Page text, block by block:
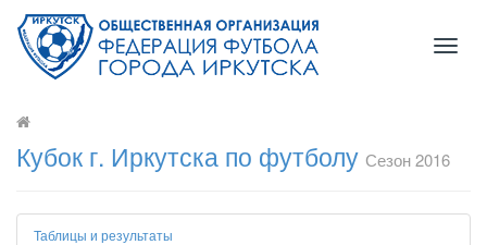
Кубок г. Иркутска по футболу Сезон 2016
Таблицы и результаты